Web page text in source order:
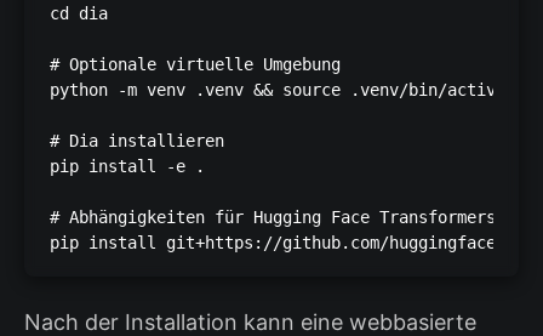
cd dia
# Optionale virtuelle Umgebung
python -m venv .venv && source .venv/bin/activate
# Dia installieren
pip install -e .
# Abhängigkeiten für Hugging Face Transformers
pip install git+https://github.com/huggingface/
Nach der Installation kann eine webbasierte